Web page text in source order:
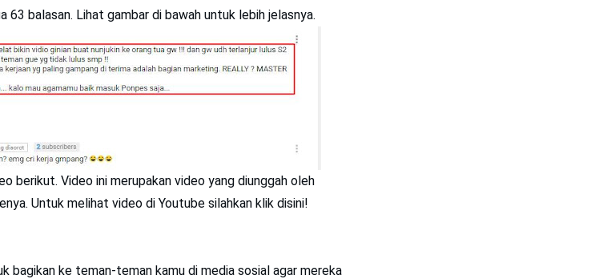
63 balasan. Lihat gambar di bawah untuk lebih jelasnya.
berikut. Video ini merupakan video yang diunggah oleh
Untuk melihat video di Youtube silahkan klik disini!
bagikan ke teman-teman kamu di media sosial agar mereka